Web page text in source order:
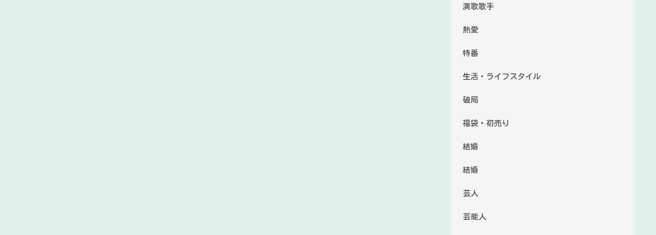
演歌歌手
熱愛
特番
生活・ライフスタイル
破局
福袋・初売り
結婚
結婚
芸人
芸能人